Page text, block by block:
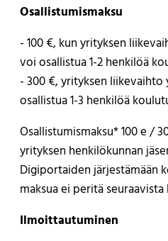
Osallistumismaksu
- 100 €, kun yrityksen
voi osallistua 1-2 henkilöä
- 300 €, yrityksen
osallistua 1-3 henkilöä
Osallistumismaksu* 100 e /
yrityksen henkilökunnan
Digiportaiden järjestämään
maksua ei peritä
Ilmoittautuminen